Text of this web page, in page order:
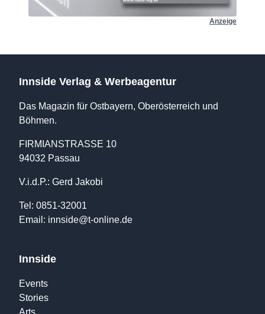
Anzeige
Innside Verlag & Werbeagentur
Das Magazin für Ostbayern, Oberösterreich und
Böhmen.
FIRMIANSTRASSE 10
94032 Passau
V.i.d.P.: Gerd Jakobi
Tel: 0851-32001
Email: innside@t-online.de
Innside
Events
Stories